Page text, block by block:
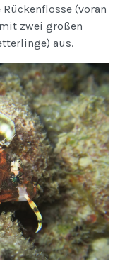
(voran
zwei großen
aus.